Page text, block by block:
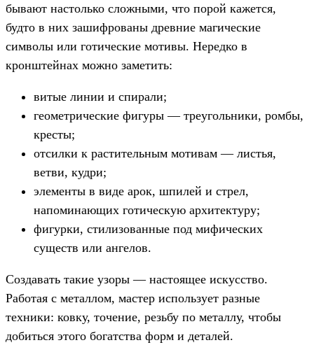
бывают настолько сложными, что порой кажется,
будто в них зашифрованы древние магические
символы или готические мотивы. Нередко в
кронштейнах можно заметить:
витые линии и спирали;
геометрические фигуры — треугольники, ромбы,
кресты;
отсилки к растительным мотивам — листья,
ветви, кудри;
элементы в виде арок, шпилей и стрел,
напоминающих готическую архитектуру;
фигурки, стилизованные под мифических
существ или ангелов.
Создавать такие узоры — настоящее искусство.
Работая с металлом, мастер использует разные
техники: ковку, точение, резьбу по металлу, чтобы
добиться этого богатства форм и деталей.